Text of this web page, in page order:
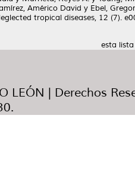
Américo David y Ebel,
tropical diseases, 12 (7).
esta
LEÓN | Derechos